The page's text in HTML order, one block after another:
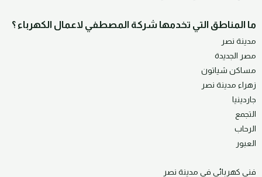
ما المناطق التي تخدمها شركة المصطفي لاعمال الكهرباء ؟
مدينة نصر
مصر الجديدة
مساكن شياتون
زهراء مدينة نصر
جاردينيا
التجمع
الرحاب
العبور
فني كهربائي في مدينة نصر